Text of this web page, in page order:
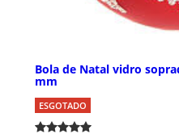
Bola de Natal vidro
mm
ESGOTADO